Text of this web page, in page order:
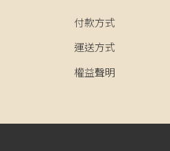
付款方式
運送方式
權益聲明